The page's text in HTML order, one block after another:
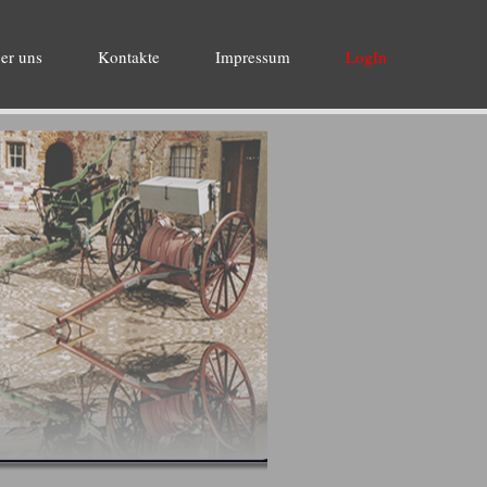
uns Kontakte Impressum LogIn